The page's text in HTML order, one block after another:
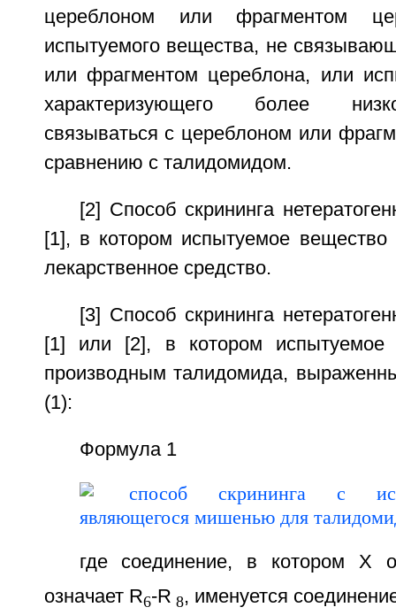
цереблоном или фрагментом
испытуемого вещества, не
или фрагментом цереблона, или
характеризующего более
связываться с цереблоном или
сравнению с талидомидом.
[2] Способ скрининга
[1], в котором испытуемое вещество
лекарственное средство.
[3] Способ скрининга
[1] или [2], в котором испытуемое
производным талидомида,
(1):
Формула 1
где соединение, в котором Х
означает R6-R 8, именуется